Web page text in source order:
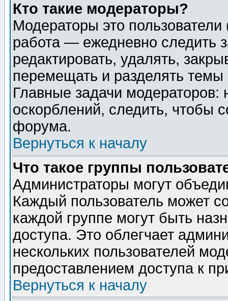
Кто такие модераторы?
Модераторы это
работа — ежедневно следить
редактировать, удалять,
перемещать и разделять
Главные задачи
оскорблений, следить, чтобы
форума.
Вернуться к началу
Что такое группы
Администраторы могут
Каждый пользователь может
каждой группе могут быть
доступа. Это облегчает
нескольких пользователей
предоставлением доступа к
Вернуться к началу